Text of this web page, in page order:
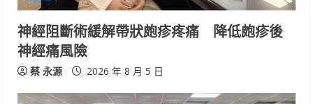
n
g
神經阻斷術緩解帶狀皰疹疼痛 降低皰疹後
神經痛風險
蔡 永源 2026 年 8 月 5 日